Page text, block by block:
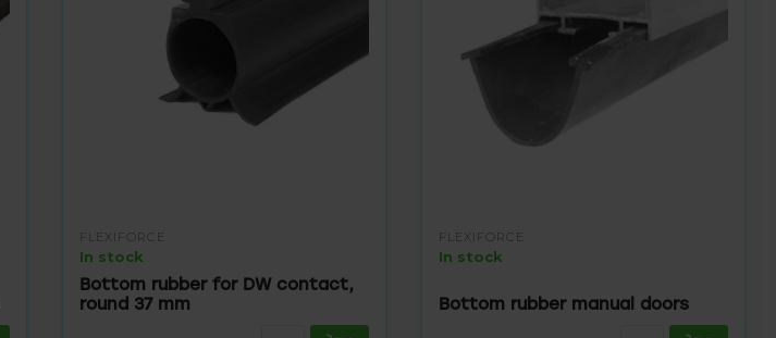
FLEXIFORCE
In stock
Bottom rubber for DW contact,
round 37 mm
FLEXIFORCE
In stock
Bottom rubber manual doors